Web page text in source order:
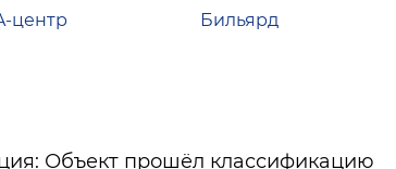
центр Бильярд
Объект прошёл классификацию